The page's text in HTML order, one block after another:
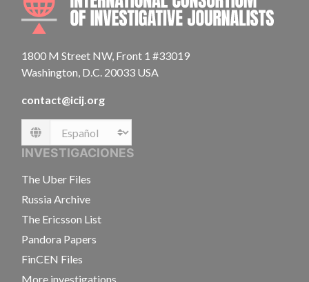
1800 M Street NW, Front 1 #33019
Washington, D.C. 20033 USA
contact@icij.org
Language
INVESTIGACIONES
The Uber Files
Russia Archive
The Ericsson List
Pandora Papers
FinCEN Files
More investigations